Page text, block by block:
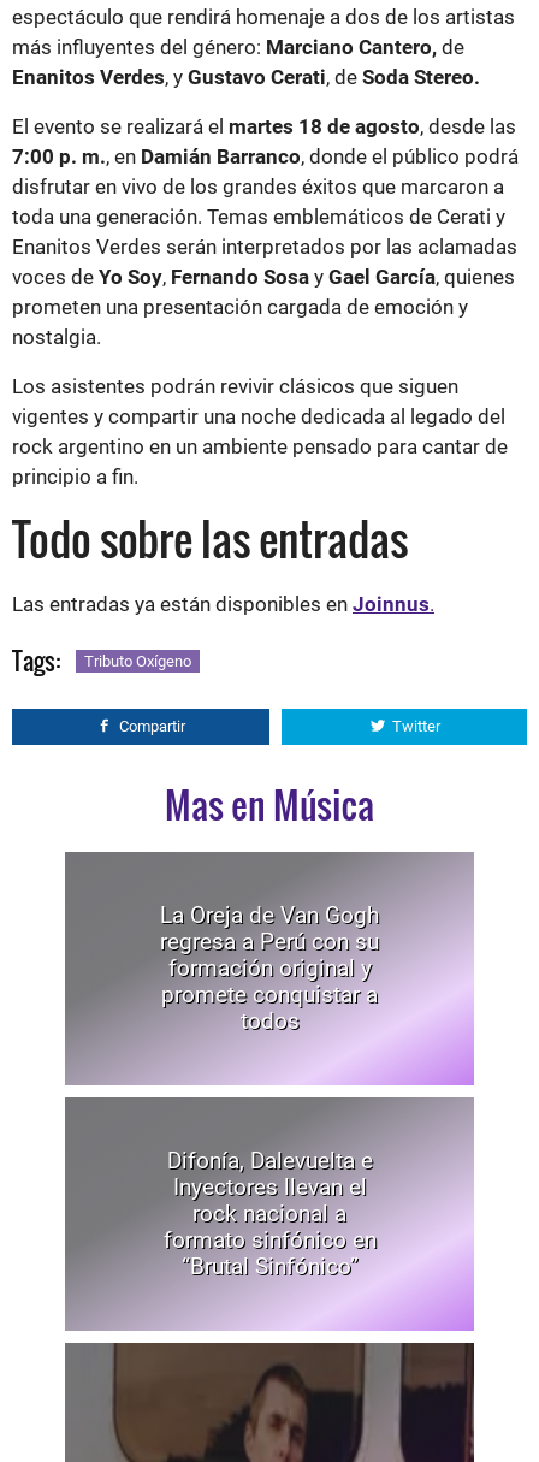
espectáculo que rendirá homenaje a dos de los artistas
más influyentes del género: Marciano Cantero, de
Enanitos Verdes, y Gustavo Cerati, de Soda Stereo.
El evento se realizará el martes 18 de agosto, desde las
7:00 p. m., en Damián Barranco, donde el público podrá
disfrutar en vivo de los grandes éxitos que marcaron a
toda una generación. Temas emblemáticos de Cerati y
Enanitos Verdes serán interpretados por las aclamadas
voces de Yo Soy, Fernando Sosa y Gael García, quienes
prometen una presentación cargada de emoción y
nostalgia.
Los asistentes podrán revivir clásicos que siguen
vigentes y compartir una noche dedicada al legado del
rock argentino en un ambiente pensado para cantar de
principio a fin.
Todo sobre las entradas
Las entradas ya están disponibles en Joinnus.
Tags: Tributo Oxígeno
Compartir Twitter
Mas en Música
La Oreja de Van Gogh
regresa a Perú con su
formación original y
promete conquistar a
todos
Difonía, Dalevuelta e
Inyectores llevan el
rock nacional a
formato sinfónico en
“Brutal Sinfónico”